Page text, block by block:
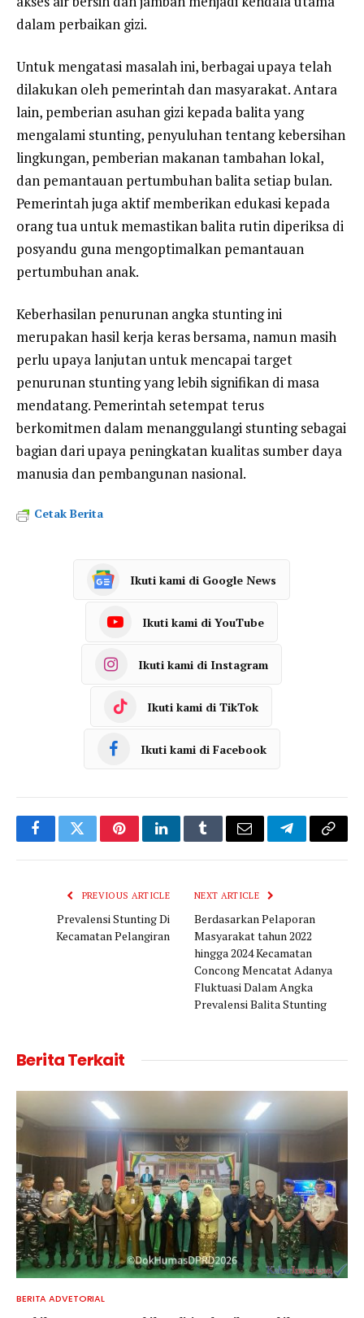
dalam perbaikan gizi.
Untuk mengatasi masalah ini, berbagai upaya telah
dilakukan oleh pemerintah dan masyarakat. Antara
lain, pemberian asuhan gizi kepada balita yang
mengalami stunting, penyuluhan tentang kebersihan
lingkungan, pemberian makanan tambahan lokal,
dan pemantauan pertumbuhan balita setiap bulan.
Pemerintah juga aktif memberikan edukasi kepada
orang tua untuk memastikan balita rutin diperiksa di
posyandu guna mengoptimalkan pemantauan
pertumbuhan anak.
Keberhasilan penurunan angka stunting ini
merupakan hasil kerja keras bersama, namun masih
perlu upaya lanjutan untuk mencapai target
penurunan stunting yang lebih signifikan di masa
mendatang. Pemerintah setempat terus
berkomitmen dalam menanggulangi stunting sebagai
bagian dari upaya peningkatan kualitas sumber daya
manusia dan pembangunan nasional.
Cetak Berita
Ikuti kami di Google News
Ikuti kami di YouTube
Ikuti kami di Instagram
Ikuti kami di TikTok
Ikuti kami di Facebook
FacebookTwitterPinterestLinkedInTumblrEmail TelegramCopy
PREVIOUS ARTICLE
Prevalensi Stunting Di
Kecamatan Pelangiran
NEXT ARTICLE
Berdasarkan Pelaporan
Masyarakat tahun 2022
hingga 2024 Kecamatan
Concong Mencatat Adanya
Fluktuasi Dalam Angka
Prevalensi Balita Stunting
Berita Terkait
BERITA ADVETORIAL